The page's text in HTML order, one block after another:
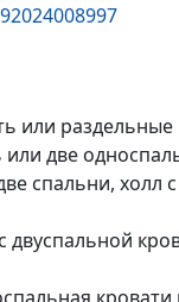
или
или две
спальни, холл
двуспальной